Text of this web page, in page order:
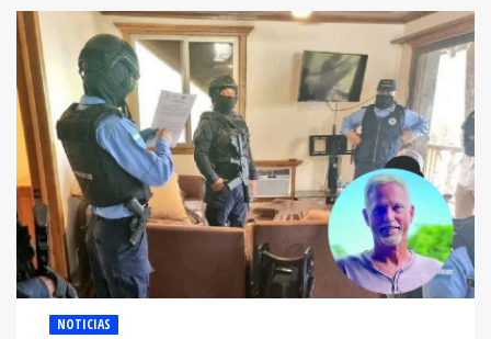
NOTICIAS